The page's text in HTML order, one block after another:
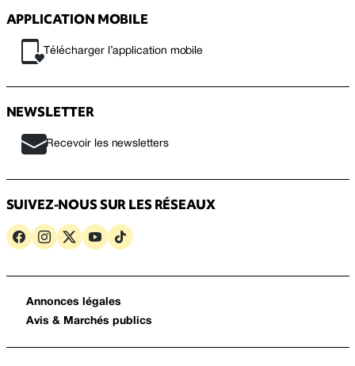
APPLICATION MOBILE
Télécharger l’application mobile
NEWSLETTER
Recevoir les newsletters
SUIVEZ-NOUS SUR LES RÉSEAUX
Annonces légales
Avis & Marchés publics